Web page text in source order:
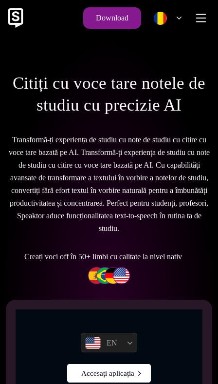
Download
Citiți cu voce tare notele de
studiu cu precizie AI
Transformă-ți experiența de studiu cu note de studiu cu citire cu
voce tare bazată pe AI. Transformă-ți experiența de studiu cu note
de studiu cu citire cu voce tare bazată pe AI. Cu capabilități
avansate de transformare a textului în vorbire a notelor de studiu,
convertiți fără efort textul în vorbire naturală pentru a îmbunătăți
productivitatea și concentrarea. Perfect pentru studenți, profesori,
Speaktor aduce funcționalitatea text-to-speech în rutina ta de
studiu.
Creați voci off în 50+ limbi cu calitate la nivel nativ
EN
Accesați aplicația